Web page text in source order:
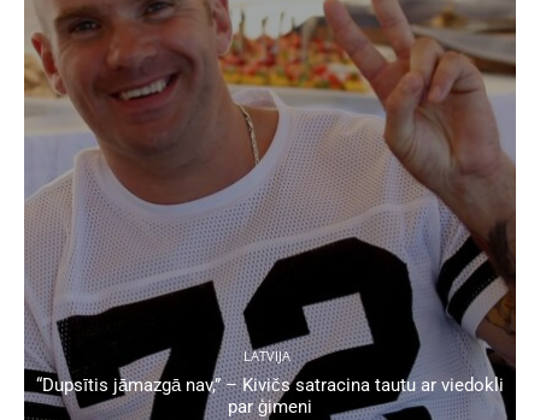
LATVIJA
“Dupsītis jāmazgā nav,” – Kivičs satracina tautu ar viedokli
par ģimeni